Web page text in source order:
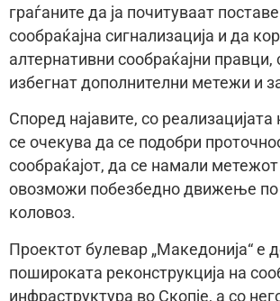
граѓаните да ја почитуваат
сообраќајна сигнализација и да
алтернативни сообраќајни правци,
избегнат дополнителни метежи и
Според најавите, со
се очекува да се подобри
сообраќајот, да се намали
овозможи побезбедно движење по
коловоз.
Проектот булевар „Македонија“ е
пошироката реконструкција на
инфраструктура во Скопје, а со